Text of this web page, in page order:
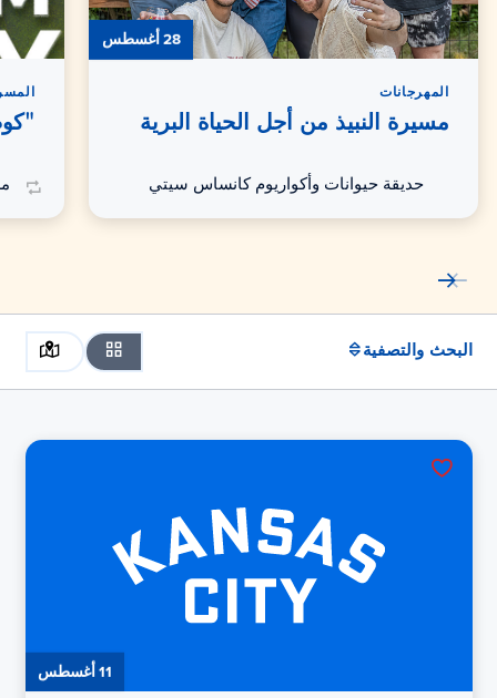
28 أغسطس
المهرجانات
مسيرة النبيذ من أجل الحياة البرية
حديقة حيوانات وأكواريوم كانساس سيتي
البحث والتصفية
11 أغسطس